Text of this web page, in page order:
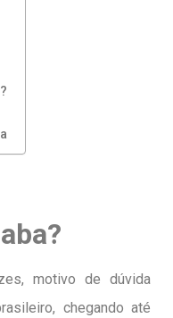
motivo de dúvida
chegando até